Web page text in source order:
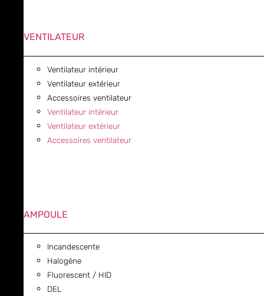
VENTILATEUR
Ventilateur intérieur
Ventilateur extérieur
Accessoires ventilateur
Ventilateur intérieur
Ventilateur extérieur
Accessoires ventilateur
AMPOULE
Incandescente
Halogène
Fluorescent / HID
DEL